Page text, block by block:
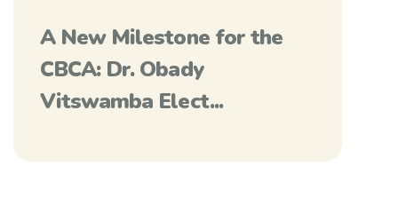
A New Milestone for the
CBCA: Dr. Obady
Vitswamba Elect...